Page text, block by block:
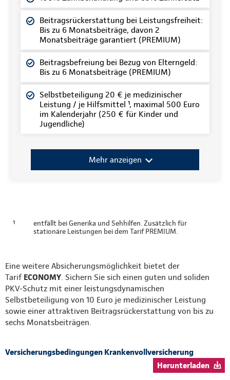
Beitragsrückerstattung bei Leistungsfreiheit:
Bis zu 6 Monatsbeiträge, davon 2
Monatsbeiträge garantiert (PREMIUM)
Beitragsbefreiung bei Bezug von Elterngeld:
Bis zu 6 Monatsbeiträge (PREMIUM)
Selbstbeteiligung 20 € je medizinischer
Leistung / je Hilfsmittel ¹, maximal 500 Euro
im Kalenderjahr (250 € für Kinder und
Jugendliche)
Mehr anzeigen
¹
entfällt bei Generika und Sehhilfen. Zusätzlich für
stationäre Leistungen bei dem Tarif PREMIUM.
Eine weitere Absicherungsmöglichkeit bietet der
Tarif ECONOMY. Sichern Sie sich einen guten und soliden
PKV-Schutz mit einer leistungsdynamischen
Selbstbeteiligung von 10 Euro je medizinischer Leistung
sowie einer attraktiven Beitragsrückerstattung von bis zu
sechs Monatsbeiträgen.
Versicherungsbedingungen Krankenvollversicherung
Herunterladen